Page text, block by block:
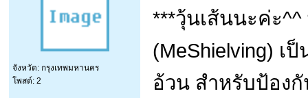
จังหวัด: กรุงเทพมหานคร
โพสต์: 2
***วุ้นเส้นนะค่ะ
(MeShielving) เ
อ้วน สำหรับป้อง